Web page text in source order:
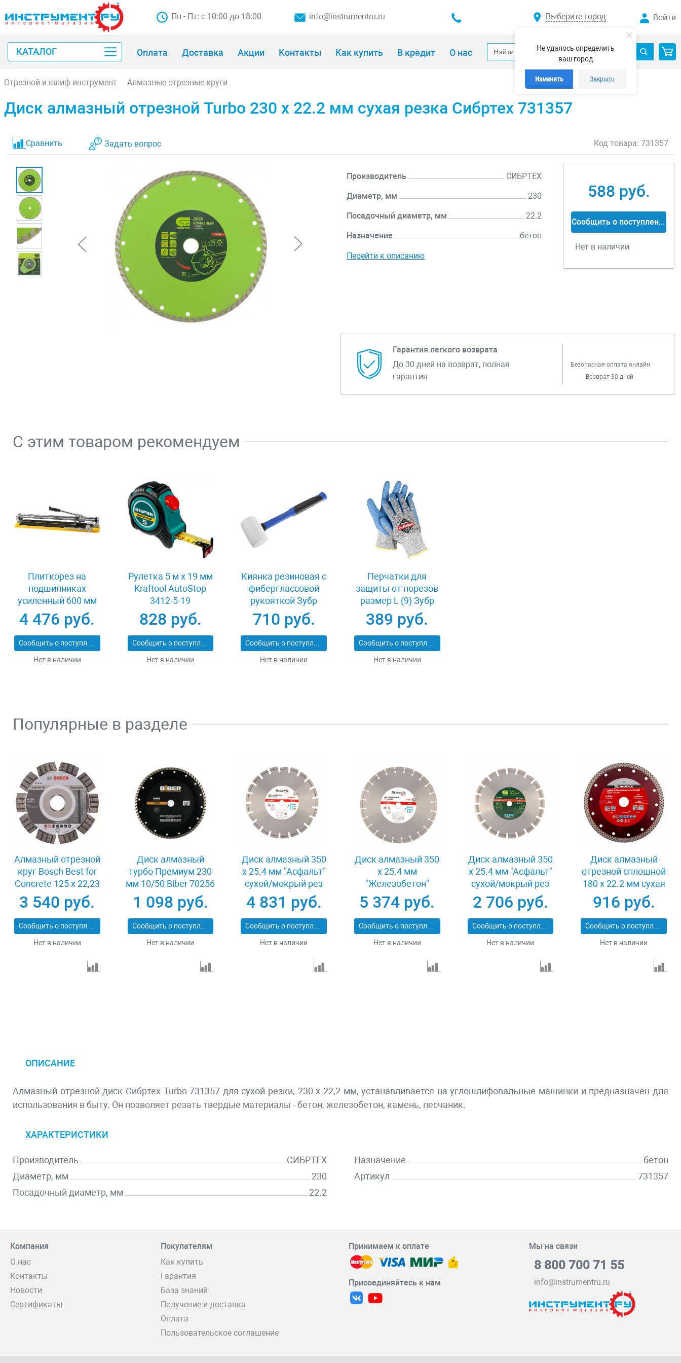
Не удалось определить
ваш город
Изменить Закрыть
Пн - Пт: с 10:00 до 18:00 info@instrumentru.ru Выберите город Войти
КАТАЛОГ Оплата Доставка Акции Контакты Как купить В кредит О нас
Отрезной и шлиф инструмент Алмазные отрезные круги
Диск алмазный отрезной Turbo 230 х 22.2 мм сухая резка Сибртех 731357
Сравнить Задать вопрос Код товара: 731357
Производитель СИБРТЕХ
Диаметр, мм 230
Посадочный диаметр, мм 22.2
Назначение бетон
Перейти к описанию
588 руб.
Сообщить о поступлении
Нет в наличии
Гарантия легкого возврата
До 30 дней на возврат, полная
гарантия
Безопасная оплата онлайн
Возврат 30 дней
С этим товаром рекомендуем
Плиткорез на
подшипниках
усиленный 600 мм
Stayer PROFI 3318-60
4 476 руб.
Сообщить о поступлении
Нет в наличии
Рулетка 5 м x 19 мм
Kraftool AutoStop
3412-5-19
828 руб.
Сообщить о поступлении
Нет в наличии
Киянка резиновая с
фиберглассовой
рукояткой Зубр
ПРОФИ 20531-
450_z02
710 руб.
Сообщить о поступлении
Нет в наличии
Перчатки для
защиты от порезов
размер L (9) Зубр
11277-L
389 руб.
Сообщить о поступлении
Нет в наличии
Популярные в разделе
Алмазный отрезной
круг Bosch Best for
Concrete 125 x 22,23
x 2,2 x 12 mm
3 540 руб.
Сообщить о поступлении
Нет в наличии
Диск алмазный
турбо Премиум 230
мм 10/50 Biber 70256
1 098 руб.
Сообщить о поступлении
Нет в наличии
Диск алмазный 350
х 25.4 мм "Асфальт"
сухой/мокрый рез
Pro Matrix 731073
4 831 руб.
Сообщить о поступлении
Нет в наличии
Диск алмазный 350
х 25.4 мм
"Железобетон"
сухой/мокрый рез
Pro Matrix 731103
5 374 руб.
Сообщить о поступлении
Нет в наличии
Диск алмазный 350
х 25.4 мм "Асфальт"
сухой/мокрый рез
Сибртех 731013
2 706 руб.
Сообщить о поступлении
Нет в наличии
Диск алмазный
отрезной сплошной
180 х 22.2 мм сухая
резка Matrix
Professional 73128
916 руб.
Сообщить о поступлении
Нет в наличии
ОПИСАНИЕ
Алмазный отрезной диск Сибртех Turbo 731357 для сухой резки, 230 х 22,2 мм, устанавливается на углошлифовальные машинки и предназначен для
использования в быту. Он позволяет резать твердые материалы - бетон, железобетон, камень, песчаник.
ХАРАКТЕРИСТИКИ
Производитель
СИБРТЕХ
Диаметр, мм
230
Посадочный диаметр, мм
22.2
Назначение
бетон
Артикул
731357
Компания
О нас
Контакты
Новости
Сертификаты
Покупателям
Как купить
Гарантия
База знаний
Получение и доставка
Оплата
Пользовательское соглашение
Принимаем к оплате
Присоединяйтесь к нам
Мы на связи
8 800 700 71 55
info@instrumentru.ru